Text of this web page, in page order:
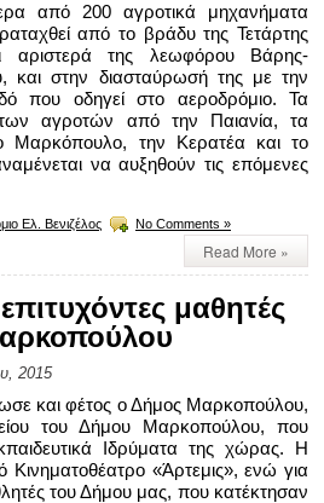
από 200 αγροτικά μηχανήματα
από το βράδυ της Τετάρτης
αριστερά της λεωφόρου Βάρης-
και στην διασταύρωσή της με την
που οδηγεί στο αεροδρόμιο. Τα
αγροτών από την Παιανία, τα
Μαρκόπουλο, την Κερατέα και το
να αυξηθούν τις επόμενες
Ελ. Βενιζέλος No Comments »
Read More »
μαθητές
2015
και φέτος ο Δήμος Μαρκοπούλου,
του Δήμου Μαρκοπούλου, που
Ιδρύματα της χώρας. Η
«Άρτεμις», ενώ για
του Δήμου μας, που κατέκτησαν